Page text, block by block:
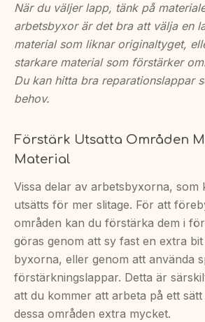
När du väljer lapp, tänk på
arbetsbyxor är det bra att välja en
material som liknar originaltyget,
starkare material som förstärker
Du kan hitta bra reparationslappar
behov.
Förstärk Utsatta Områden
Material
Vissa delar av arbetsbyxorna, som
utsätts för mer slitage. För att
områden kan du förstärka dem i
göras genom att sy fast en extra
byxorna, eller genom att använda
förstärkningslappar. Detta är
att du kommer att arbeta på ett
dessa områden extra mycket.